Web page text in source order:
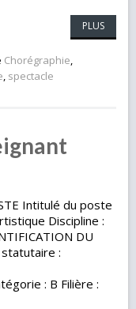
PLUS
Chorégraphie,
, spectacle
Intitulé du poste
Discipline :
DU
statutaire :
: B Filière :